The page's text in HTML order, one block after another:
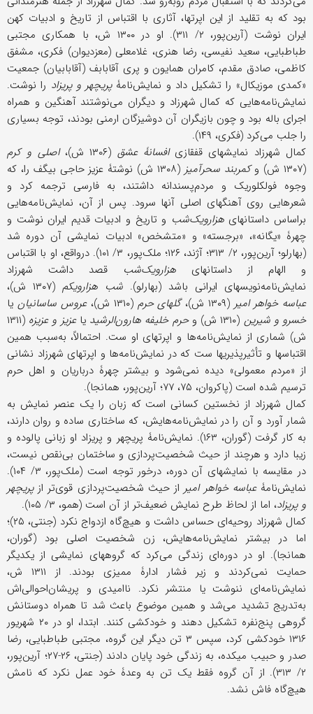
بود که به تقلید از این اپرتها، آثاری با اقتباس از تاریخ و ادبیات کهن
ایران نوشت (آرین‌پور، ۲/ ۳۱۱). او در ۱۳۰۰ ش، با همکاری مجتبى
طباطبایی، سعید نفیسی، رضا هنری، غلامعلی (معزدیوان) فکری، مشفق
کاظمی، صادق مقدم، کامران همایون و پری آقابابف (آقابابیان) جمعیت
«کمدی موزیکال» را تشکیل داد و نمایش‌نامۀ پریچهر و پریزاد را نوشت.
نمایش‌نامه‌هایی که کمال شهرزاد و دیگران می‌نوشتند آهنگین و همراه
اجرای باله بود و چون بازیگران آن دوشیزگان ارمنی بودند، توجه بسیاری
را جلب می‌کرد (فکری، ۱۴۹).
کمال شهرزاد نمایشهای قفقازی افسانۀ عشق (۱۳۰۶ ش)،
اصلی و کرم
(۱۳۰۷ ش) و
کمربند سحرآمیز
(۱۳۰۸ ش) نوشتۀ عزیز حاجی بیگف را، که
وجوه فولکلوریک و مردم‌پسندانه داشتند، به فارسی ترجمه کرد و
شعرهایی روی آهنگهای اصلی آنها سرود. پس از آن، نمایش‌نامه‌هایی
براساس داستانهایهزارویک‌شب و تاریخ و ادبیات قدیم ایران نوشت و
چهرۀ «یگانه»، «برجسته» و «متشخص» ادبیات نمایشی آن دوره شد
(بهارلو؛ آرین‌پور، ۲/ ۳۱۳؛ آژند، ۱۲۶؛ ملک‌پور، ۳/ ۱۰۱). درواقع، او با اقتباس
و الهام از داستانهای هزارویک‌شب قصد داشت شهرزاد
نمایش‌نامه‌نویسهای ایرانی باشد (بهارلو). شب هزارو‌یکم (۱۳۰۷ ش)،
عباسه خواهر امیر(۱۳۰۹ ش)، گلهای حرم(۱۳۱۰ ش)، عروس ساسانیان یا
خسرو و شیرین (۱۳۱۰ ش) و حرم خلیفه‌ هارون‌الرشید یاعزیز و عزیزه (۱۳۱۱
ش) شماری از نمایش‌نامه‌ها و اپرتهای او ست. احتمالاً، به‌سبب همین
اقتباسها و تأثیرپذیریها ست که در نمایش‌نامه‌ها و اپرتهای شهرزاد نشانی
از «مردم معمولی» دیده نمی‌شود و بیشتر چهرۀ درباریان و اهل حرم
ترسیم شده است (پاکروان، ۷۵، ۷۷؛ آرین‌پور، همانجا).
کمال شهرزاد از نخستین کسانی است که زبان را یک عنصر نمایش به
شمار آورد و آن را در نمایش‌نامه‌هایش، که ساختاری ساده و روان دارند،
به کار گرفت (گوران، ۱۶۳). نمایش‌نامۀ پریچهر و پریزاد او زبانی پالوده و
زیبا دارد و هرچند از حیث شخصیت‌پردازی و ساختمان بی‌نقص نیست،
در مقایسه با نمایشهای آن دوره، درخور توجه است (ملک‌پور، ۳/ ۱۰۴).
نمایش‌نامۀعباسه خواهر امیراز حیث شخصیت‌پردازی قوی‌تر ازپریچهر
و پریزاد، اما از لحاظ طرح نمایش ضعیف‌‌تر از آن است (همو، ۳/ ۱۰۵).
کمال شهرزاد روحیه‌ای حساس داشت و هیچ‌گاه ازدواج نکرد (جنتی، ۲۵)؛
اما در بیشتر نمایش‌نامه‌هایش، زن شخصیت اصلی بود (گوران،
همانجا). او در دوره‌ای زندگی می‌کرد که گروههای نمایشی از یکدیگر
حمایت نمی‌کردند و زیر فشار ادارۀ ممیزی بودند. از ۱۳۱۱ ش،
نمایش‌نامه‌‌ای ننوشت یا منتشر نکرد. ناامیدی و پریشان‌احوالی‌اش
به‌تدریج تشدید می‌شد و همین موضوع باعث شد تا همراه دوستانش
گروهی پنج‌نفره تشکیل دهند و خودکشی کنند. ابتدا، او در ۲۰ شهریور
۱۳۱۶ خودکشی کرد، سپس ۳ تن دیگر این گروه، مجتبى طباطبایی، رضا
صدر و حبیب میکده، به زندگی خود پایان دادند (جنتی، ۲۶-۲۷؛ آرین‌پور،
۲/ ۳۱۳). از آن گروه فقط یک تن به وعدۀ خود عمل نکرد که نامش
هیچ‌گاه فاش نشد.